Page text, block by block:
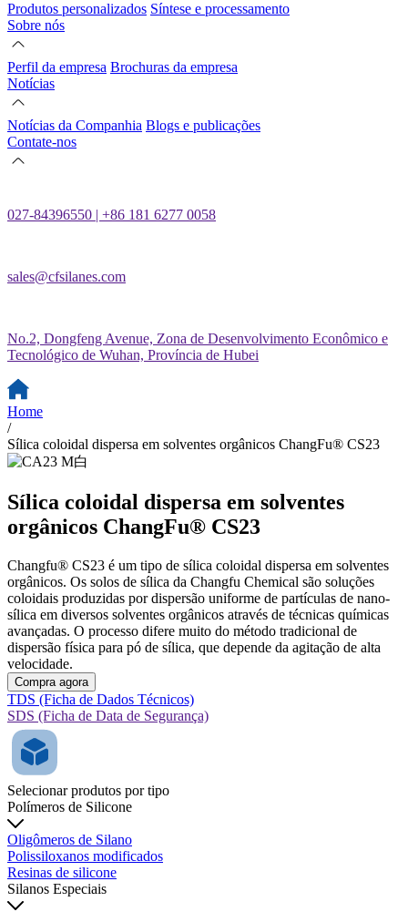
Produtos personalizados Síntese e processamento
Sobre nós
Perfil da empresa Brochuras da empresa
Notícias
Notícias da Companhia Blogs e publicações
Contate-nos
027-84396550 | +86 181 6277 0058
sales@cfsilanes.com
No.2, Dongfeng Avenue, Zona de Desenvolvimento Econômico e
Tecnológico de Wuhan, Província de Hubei
Home
/
Sílica coloidal dispersa em solventes orgânicos ChangFu® CS23
Sílica coloidal dispersa em solventes
orgânicos ChangFu® CS23
Changfu® CS23 é um tipo de sílica coloidal dispersa em solventes
orgânicos. Os solos de sílica da Changfu Chemical são soluções
coloidais produzidas por dispersão uniforme de partículas de nano-
sílica em diversos solventes orgânicos através de técnicas químicas
avançadas. O processo difere muito do método tradicional de
dispersão física para pó de sílica, que depende da agitação de alta
velocidade.
Compra agora
TDS (Ficha de Dados Técnicos)
SDS (Ficha de Data de Segurança)
Selecionar produtos por tipo
Polímeros de Silicone
Oligômeros de Silano
Polissiloxanos modificados
Resinas de silicone
Silanos Especiais